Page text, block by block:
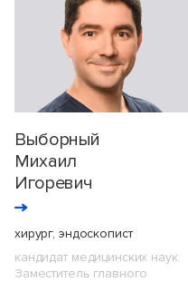
Выборный
Михаил
Игоревич
хирург, эндоскопист
кандидат медицинских наук
Заместитель главного